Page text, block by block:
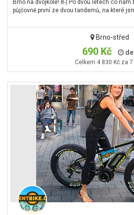
Brno na dvojkole! 8-) Po dvou letech co nám
půjčovně první ze dvou tandemů, na které
Brno-střed
690 Kč
Celkem 4 830 Kč za 7